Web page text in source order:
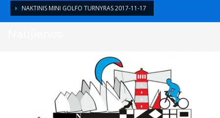
NAKTINIS MINI GOLFO TURNYRAS 2017-11-17